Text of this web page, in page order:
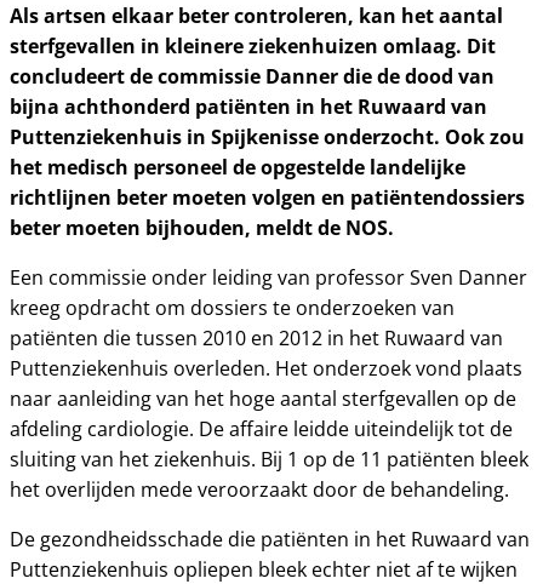
Als artsen elkaar beter controleren, kan het aantal
sterfgevallen in kleinere ziekenhuizen omlaag. Dit
concludeert de commissie Danner die de dood van
bijna achthonderd patiënten in het Ruwaard van
Puttenziekenhuis in Spijkenisse onderzocht. Ook zou
het medisch personeel de opgestelde landelijke
richtlijnen beter moeten volgen en patiëntendossiers
beter moeten bijhouden, meldt de NOS.
Een commissie onder leiding van professor Sven Danner
kreeg opdracht om dossiers te onderzoeken van
patiënten die tussen 2010 en 2012 in het Ruwaard van
Puttenziekenhuis overleden. Het onderzoek vond plaats
naar aanleiding van het hoge aantal sterfgevallen op de
afdeling cardiologie. De affaire leidde uiteindelijk tot de
sluiting van het ziekenhuis. Bij 1 op de 11 patiënten bleek
het overlijden mede veroorzaakt door de behandeling.
De gezondheidsschade die patiënten in het Ruwaard van
Puttenziekenhuis opliepen bleek echter niet af te wijken